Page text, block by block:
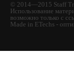
© 2014—2015 Staff
Использование
возможно только с
Made in ETechs -